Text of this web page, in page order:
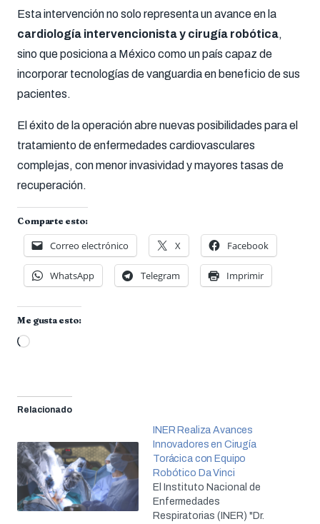
Esta intervención no solo representa un avance en la
cardiología intervencionista y cirugía robótica,
sino que posiciona a México como un país capaz de
incorporar tecnologías de vanguardia en beneficio de sus
pacientes.
El éxito de la operación abre nuevas posibilidades para el
tratamiento de enfermedades cardiovasculares
complejas, con menor invasividad y mayores tasas de
recuperación.
Comparte esto:
Correo electrónico X Facebook
WhatsApp Telegram Imprimir
Me gusta esto:
Cargando...
Relacionado
INER Realiza Avances
Innovadores en Cirugía
Torácica con Equipo
Robótico Da Vinci
El Instituto Nacional de
Enfermedades
Respiratorias (INER) "Dr.